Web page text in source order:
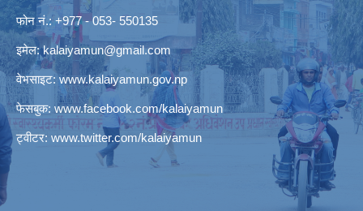
फोन नं.: +977 - 053- 550135
इमेल:kalaiyamun@gmail.com
वेभसाइट: www.kalaiyamun.gov.np
फेसबुक: www.facebook.com/kalaiyamun
ट्वीटर: www.twitter.com/kalaiyamun